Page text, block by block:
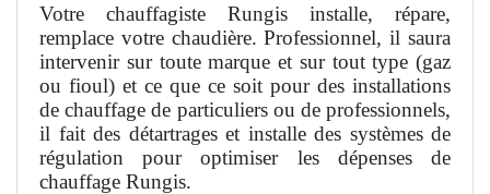
Votre chauffagiste Rungis installe, répare,
remplace votre chaudière. Professionnel, il saura
intervenir sur toute marque et sur tout type (gaz
ou fioul) et ce que ce soit pour des installations
de chauffage de particuliers ou de professionnels,
il fait des détartrages et installe des systèmes de
régulation pour optimiser les dépenses de
chauffage Rungis.